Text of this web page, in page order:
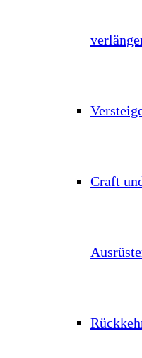
Craft